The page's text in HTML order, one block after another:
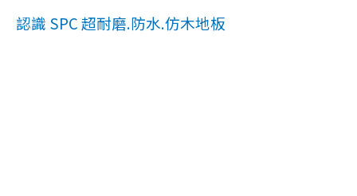
認識 SPC 超耐磨.防水.仿木地板